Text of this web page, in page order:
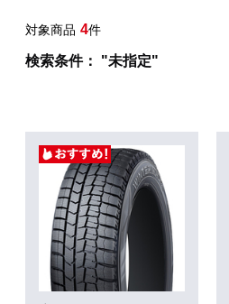
対象商品 4件
検索条件： "未指定"